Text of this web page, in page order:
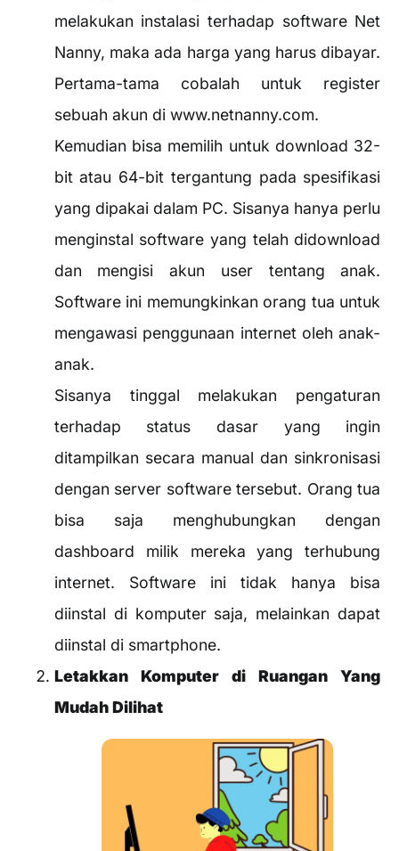
melakukan instalasi terhadap software Net
Nanny, maka ada harga yang harus dibayar.
Pertama-tama cobalah untuk register
sebuah akun di www.netnanny.com.
Kemudian bisa memilih untuk download 32-
bit atau 64-bit tergantung pada spesifikasi
yang dipakai dalam PC. Sisanya hanya perlu
menginstal software yang telah didownload
dan mengisi akun user tentang anak.
Software ini memungkinkan orang tua untuk
mengawasi penggunaan internet oleh anak-
anak.
Sisanya tinggal melakukan pengaturan
terhadap status dasar yang ingin
ditampilkan secara manual dan sinkronisasi
dengan server software tersebut. Orang tua
bisa saja menghubungkan dengan
dashboard milik mereka yang terhubung
internet. Software ini tidak hanya bisa
diinstal di komputer saja, melainkan dapat
diinstal di smartphone.
Letakkan Komputer di Ruangan Yang
Mudah Dilihat